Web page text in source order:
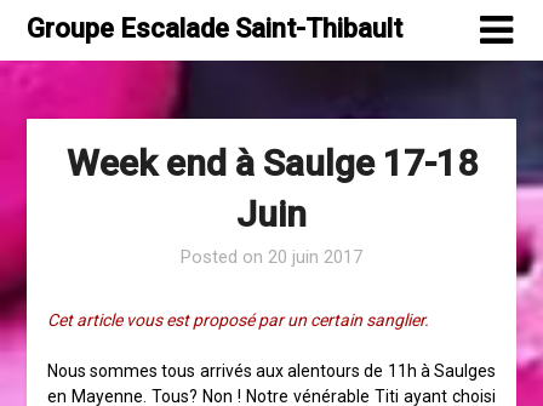
Skip
content
Groupe Escalade Saint-Thibault
Week end à Saulge 17-18
Juin
Posted on 20 juin 2017
Cet article vous est proposé par un certain sanglier.
Nous sommes tous arrivés aux alentours de 11h à Saulges
en Mayenne. Tous? Non ! Notre vénérable Titi ayant choisi